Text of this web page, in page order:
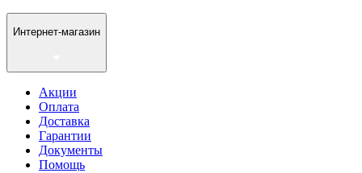
Интернет-магазин
Акции
Оплата
Доставка
Гарантии
Документы
Помощь